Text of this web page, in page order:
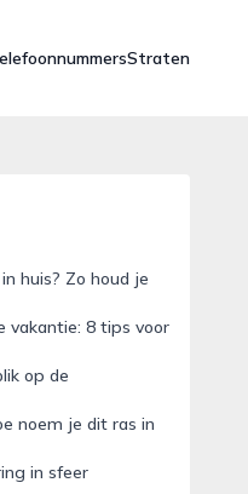
Straten
huis? Zo houd je
vakantie: 8 tips voor
op de
noem je dit ras in
in sfeer